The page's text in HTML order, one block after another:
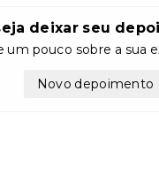
deixar seu
um pouco sobre a sua
Novo depoimento